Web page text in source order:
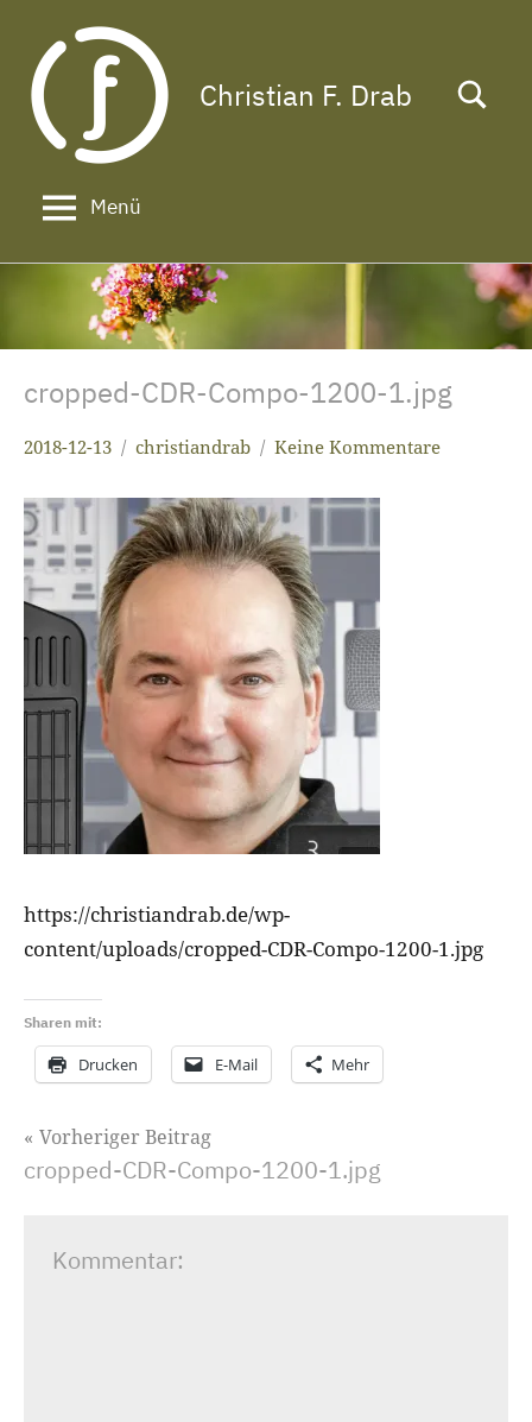
Inhalt
springen
Christian F. Drab
Das
ein
langes
Menü
cropped-CDR-Compo-1200-1.jpg
2018-12-13 christiandrab Keine Kommentare
https://christiandrab.de/wp-
content/uploads/cropped-CDR-Compo-1200-1.jpg
Sharen mit:
Drucken E-Mail Mehr
Beitragsnavigation
Vorheriger Beitrag
cropped-CDR-Compo-1200-1.jpg
Kommentar: